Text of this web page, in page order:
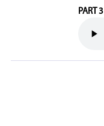
PART 3